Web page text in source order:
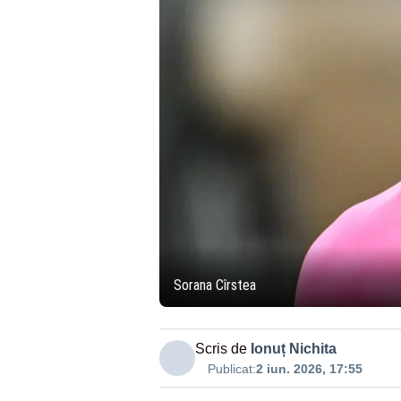
Sorana Cîrstea
Scris de Ionuț Nichita
Publicat:2 iun. 2026, 17:55